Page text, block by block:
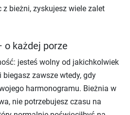
bieżni, zyskujesz wiele zalet
o każdej porze
jesteś wolny od jakichkolwiek
zawsze wtedy, gdy
harmonogramu. Bieżnia w
nie potrzebujesz czasu na